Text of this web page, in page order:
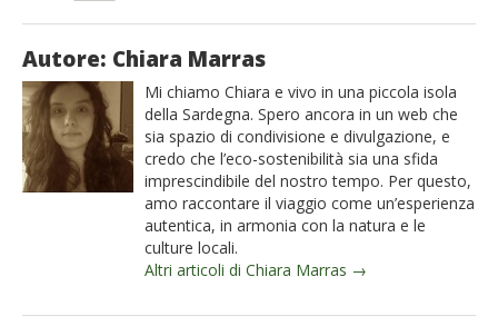
Autore: Chiara Marras
Mi chiamo Chiara e vivo in una piccola isola
della Sardegna. Spero ancora in un web che
sia spazio di condivisione e divulgazione, e
credo che l’eco-sostenibilità sia una sfida
imprescindibile del nostro tempo. Per questo,
amo raccontare il viaggio come un’esperienza
autentica, in armonia con la natura e le
culture locali.
Altri articoli di Chiara Marras →